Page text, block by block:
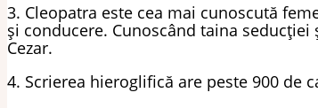
3. Cleopatra este cea mai cunoscută
și conducere. Cunoscând taina
Cezar.
4. Scrierea hieroglifică are peste 900 de